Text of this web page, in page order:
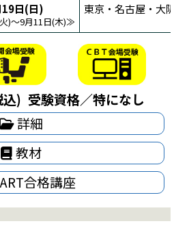
日(日)
)～9月11日(木)≫
東京・名古屋・大
) 受験資格／特になし
詳細
教材
合格講座